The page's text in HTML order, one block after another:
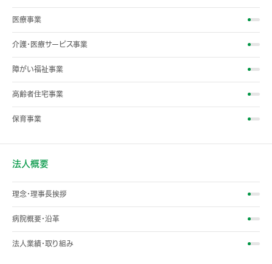
医療事業
介護・医療サービス事業
障がい福祉事業
高齢者住宅事業
保育事業
法人概要
理念・理事長挨拶
病院概要・沿革
法人業績・取り組み